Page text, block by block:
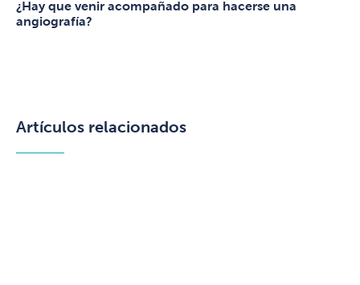
¿Hay que venir acompañado para hacerse una
angiografía?
Artículos relacionados